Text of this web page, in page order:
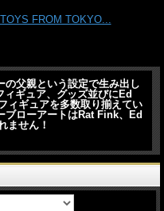
FROM TOKYO...
父親という設定で生み出し
ギュア、グッズ並びにEd
ィギュアを多数取り揃えてい
ブローアートはRat Fink、Ed
ません！